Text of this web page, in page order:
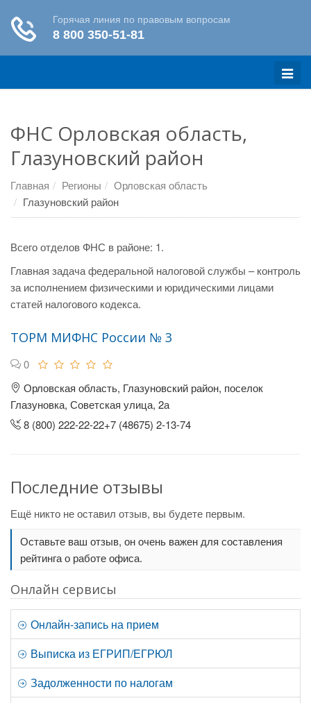
Меню
ФНС Орловская область,
Глазуновский район
Главная Регионы
Орловская область
Глазуновский район
Всего отделов ФНС в районе: 1.
Главная задача федеральной налоговой службы – контроль
за исполнением физическими и юридическими лицами
статей налогового кодекса.
ТОРМ МИФНС России № 3
0
Орловская область, Глазуновский район, поселок
Глазуновка, Советская улица, 2а
8 (800) 222-22-22+7 (48675) 2-13-74
Последние отзывы
Ещё никто не оставил отзыв, вы будете первым.
Оставьте ваш отзыв, он очень важен для составления
рейтинга о работе офиса.
Онлайн сервисы
Онлайн-запись на прием
Выписка из ЕГРИП/ЕГРЮЛ
Задолженности по налогам